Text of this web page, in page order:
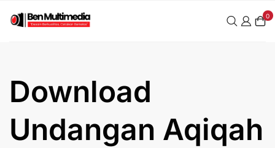
0
Download
Undangan Aqiqah